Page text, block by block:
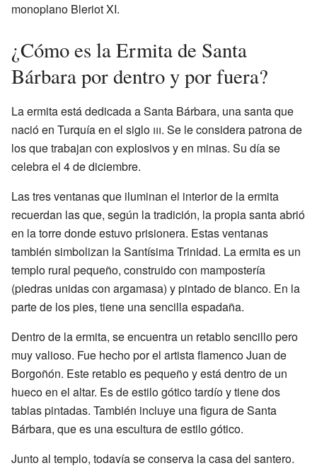
monoplano Bleriot XI.
¿Cómo es la Ermita de Santa
Bárbara por dentro y por fuera?
La ermita está dedicada a Santa Bárbara, una santa que
nació en Turquía en el siglo iii. Se le considera patrona de
los que trabajan con explosivos y en minas. Su día se
celebra el 4 de diciembre.
Las tres ventanas que iluminan el interior de la ermita
recuerdan las que, según la tradición, la propia santa abrió
en la torre donde estuvo prisionera. Estas ventanas
también simbolizan la Santísima Trinidad. La ermita es un
templo rural pequeño, construido con mampostería
(piedras unidas con argamasa) y pintado de blanco. En la
parte de los pies, tiene una sencilla espadaña.
Dentro de la ermita, se encuentra un retablo sencillo pero
muy valioso. Fue hecho por el artista flamenco Juan de
Borgoñón. Este retablo es pequeño y está dentro de un
hueco en el altar. Es de estilo gótico tardío y tiene dos
tablas pintadas. También incluye una figura de Santa
Bárbara, que es una escultura de estilo gótico.
Junto al templo, todavía se conserva la casa del santero.